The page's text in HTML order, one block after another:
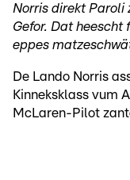
Norris direkt Paroli
Gefor. Dat heescht
eppes
De Lando Norris
Kinneksklass vum
McLaren-Pilot